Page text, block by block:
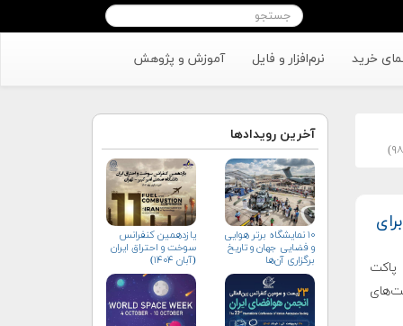
خرید نرم‌افزار و فایل آموزش و پژوهش
پاکت
آخرین رویدادها
۱۰ نمایشگاه برتر هوایی
و فضایی جهان و تاریخ
برگزاری آن‌ها
یازدهمین کنفرانس
سوخت و احتراق ایران
(آبان‌ ۱۴۰۴)